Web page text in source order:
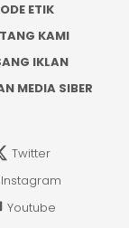
ETIK
KAMI
IKLAN
MEDIA SIBER
Twitter
Instagram
Youtube